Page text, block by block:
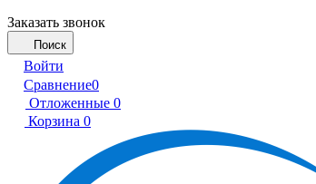
Заказать звонок
Поиск
Войти
Сравнение0
Отложенные 0
Корзина 0